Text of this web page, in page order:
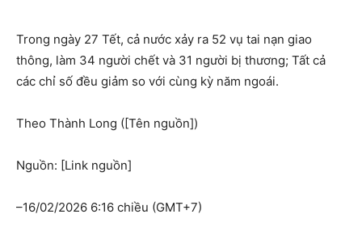
Trong ngày 27 Tết, cả nước xảy ra 52 vụ tai nạn giao
thông, làm 34 người chết và 31 người bị thương; Tất cả
các chỉ số đều giảm so với cùng kỳ năm ngoái.
Theo Thành Long ([Tên nguồn])
Nguồn: [Link nguồn]
–16/02/2026 6:16 chiều (GMT+7)